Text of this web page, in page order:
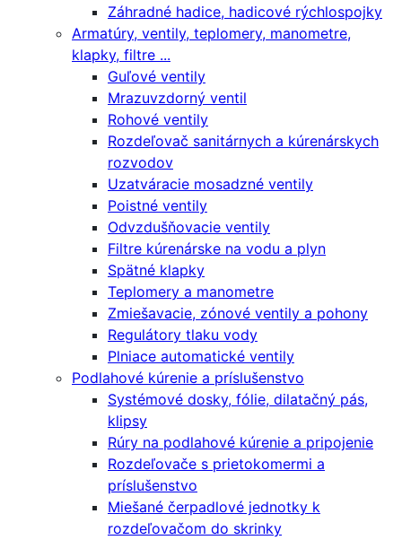
Záhradné hadice, hadicové rýchlospojky
Armatúry, ventily, teplomery, manometre,
klapky, filtre ...
Guľové ventily
Mrazuvzdorný ventil
Rohové ventily
Rozdeľovač sanitárnych a kúrenárskych
rozvodov
Uzatváracie mosadzné ventily
Poistné ventily
Odvzdušňovacie ventily
Filtre kúrenárske na vodu a plyn
Spätné klapky
Teplomery a manometre
Zmiešavacie, zónové ventily a pohony
Regulátory tlaku vody
Plniace automatické ventily
Podlahové kúrenie a príslušenstvo
Systémové dosky, fólie, dilatačný pás,
klipsy
Rúry na podlahové kúrenie a pripojenie
Rozdeľovače s prietokomermi a
príslušenstvo
Miešané čerpadlové jednotky k
rozdeľovačom do skrinky